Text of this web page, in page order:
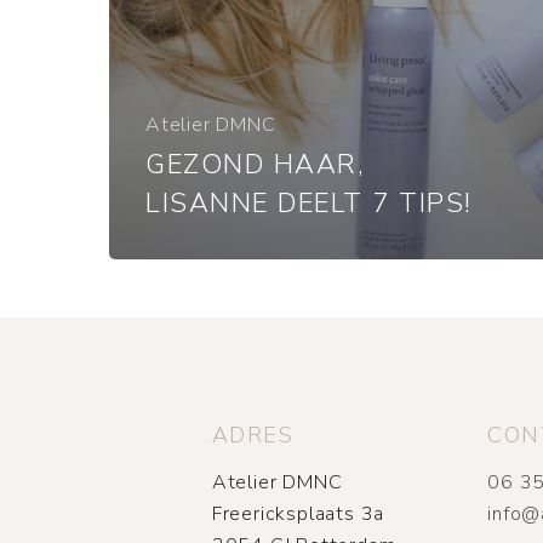
Atelier DMNC
GEZOND HAAR,
LISANNE DEELT 7 TIPS!
ADRES
Atelier DMNC
Freericksplaats 3a
06